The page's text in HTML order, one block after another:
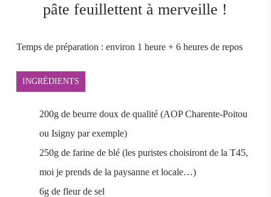
pâte feuillettent à merveille !
Temps de préparation : environ 1 heure + 6 heures de repos
INGRÉDIENTS
200g de beurre doux de qualité (AOP Charente-Poitou
ou Isigny par exemple)
250g de farine de blé (les puristes choisiront de la T45,
moi je prends de la paysanne et locale…)
6g de fleur de sel